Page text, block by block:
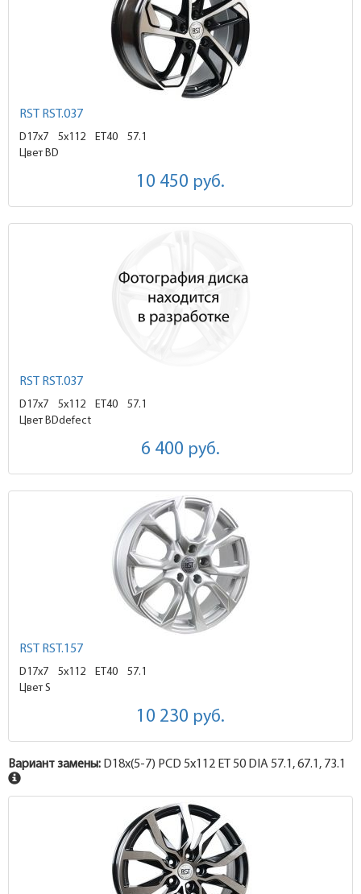
RST RST.037
D17x7 5x112 ET40
57.1
Цвет BD
10 450 руб.
RST RST.037
D17x7 5x112 ET40
57.1
Цвет BDdefect
6 400 руб.
RST RST.157
D17x7 5x112 ET40
57.1
Цвет S
10 230 руб.
Вариант замены: D18x(5-7) PCD 5x112 ET 50 DIA 57.1, 67.1, 73.1